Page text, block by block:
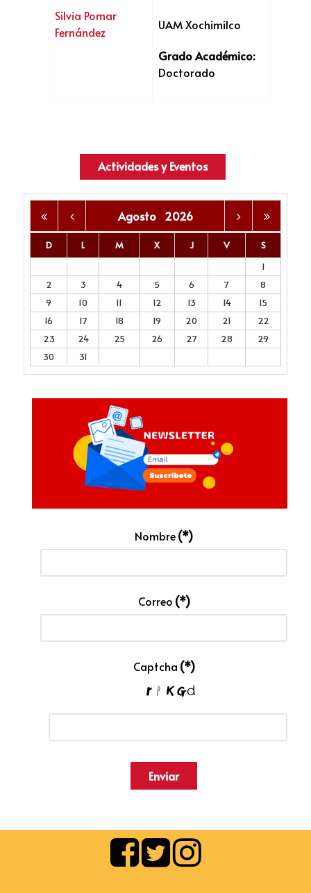
Silvia Pomar
Fernández
UAM Xochimilco
Grado Académico:
Doctorado
Actividades y Eventos
Agosto 2026
D L M X J V
S
1
2
3 4 5 6 7
8
9
10 11 12 13 14
15
16
17 18 19 20 21
22
23
24 25 26 27 28
29
30
31
Nombre(*)
Correo (*)
Captcha (*)
Enviar